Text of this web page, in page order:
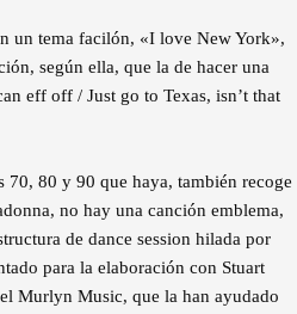
un tema facilón, «I love New York»,
según ella, que la de hacer una
eff off / Just go to Texas, isn’t that
70, 80 y 90 que haya, también recoge
no hay una canción emblema,
de dance session hilada por
para la elaboración con Stuart
Murlyn Music, que la han ayudado